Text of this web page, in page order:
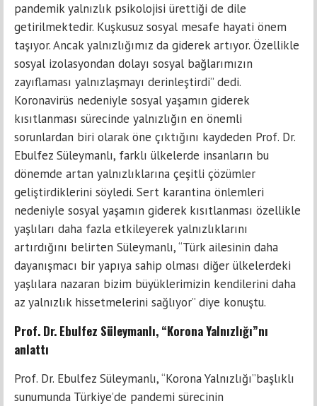
pandemik yalnızlık psikolojisi ürettiği de dile
getirilmektedir. Kuşkusuz sosyal mesafe hayati önem
taşıyor. Ancak yalnızlığımız da giderek artıyor. Özellikle
sosyal izolasyondan dolayı sosyal bağlarımızın
zayıflaması yalnızlaşmayı derinleştirdi” dedi.
Koronavirüs nedeniyle sosyal yaşamın giderek
kısıtlanması sürecinde yalnızlığın en önemli
sorunlardan biri olarak öne çıktığını kaydeden Prof. Dr.
Ebulfez Süleymanlı, farklı ülkelerde insanların bu
dönemde artan yalnızlıklarına çeşitli çözümler
geliştirdiklerini söyledi. Sert karantina önlemleri
nedeniyle sosyal yaşamın giderek kısıtlanması özellikle
yaşlıları daha fazla etkileyerek yalnızlıklarını
artırdığını belirten Süleymanlı, “Türk ailesinin daha
dayanışmacı bir yapıya sahip olması diğer ülkelerdeki
yaşlılara nazaran bizim büyüklerimizin kendilerini daha
az yalnızlık hissetmelerini sağlıyor” diye konuştu.
Prof. Dr. Ebulfez Süleymanlı, “Korona Yalnızlığı”nı
anlattı
Prof. Dr. Ebulfez Süleymanlı, “Korona Yalnızlığı”başlıklı
sunumunda Türkiye’de pandemi sürecinin